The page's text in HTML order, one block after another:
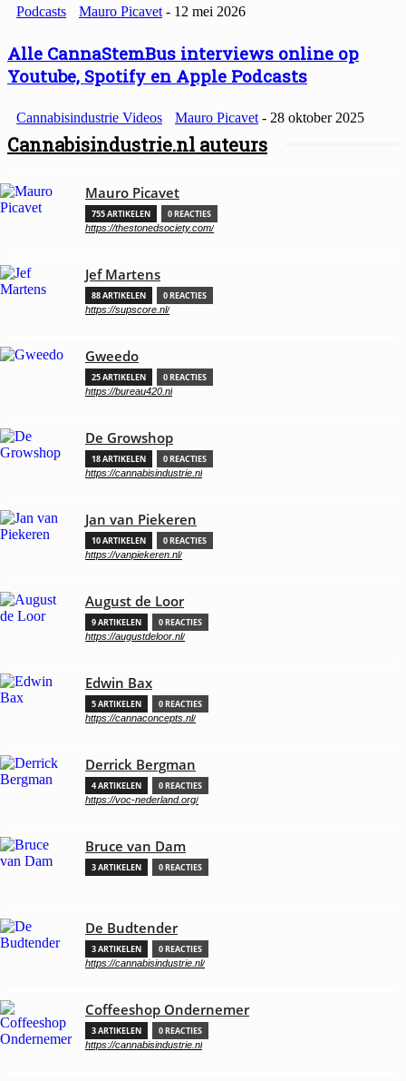
Podcasts Mauro Picavet - 12 mei 2026
Alle CannaStemBus interviews online op
Youtube, Spotify en Apple Podcasts
Cannabisindustrie Videos Mauro Picavet - 28 oktober 2025
Cannabisindustrie.nl auteurs
Mauro Picavet
755 ARTIKELEN 0 REACTIES
https://thestonedsociety.com/
Jef Martens
88 ARTIKELEN 0 REACTIES
https://supscore.nl/
Gweedo
25 ARTIKELEN 0 REACTIES
https://bureau420.nl
De Growshop
18 ARTIKELEN 0 REACTIES
https://cannabisindustrie.nl
Jan van Piekeren
10 ARTIKELEN 0 REACTIES
https://vanpiekeren.nl/
August de Loor
9 ARTIKELEN 0 REACTIES
https://augustdeloor.nl/
Edwin Bax
5 ARTIKELEN 0 REACTIES
https://cannaconcepts.nl/
Derrick Bergman
4 ARTIKELEN 0 REACTIES
https://voc-nederland.org/
Bruce van Dam
3 ARTIKELEN 0 REACTIES
De Budtender
3 ARTIKELEN 0 REACTIES
https://cannabisindustrie.nl/
Coffeeshop Ondernemer
3 ARTIKELEN 0 REACTIES
https://cannabisindustrie.nl